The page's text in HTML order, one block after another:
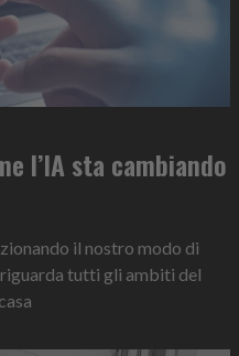
l’IA sta cambiando
il nostro modo di
tutti gli ambiti del